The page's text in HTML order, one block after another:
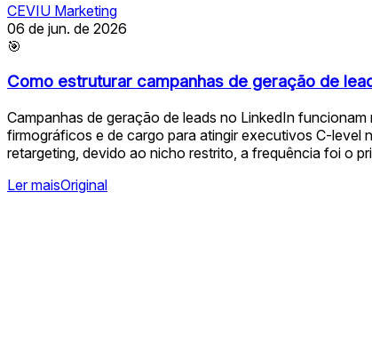
CEVIU Marketing
06 de jun. de 2026
🎯
Como estruturar campanhas de geração de
Campanhas de geração de leads no LinkedIn
firmográficos e de cargo para atingir executivos C-level
retargeting, devido ao nicho restrito, a frequência foi o
Ler maisOriginal